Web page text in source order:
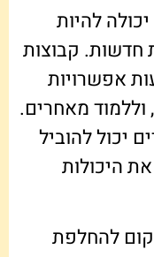
להיות
חדשות. קבוצות
אפשרויות
מאחרים.
יכול להוביל
היכולות
להחלפת